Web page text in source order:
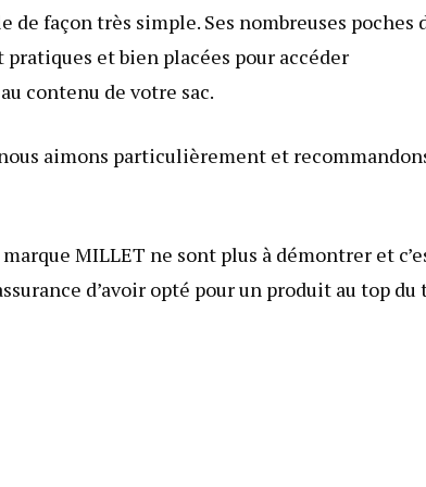
de façon très simple. Ses nombreuses poches
et bien placées pour accéder
contenu de votre sac.
aimons particulièrement et
MILLET ne sont plus à démontrer et
d’avoir opté pour un produit au top du